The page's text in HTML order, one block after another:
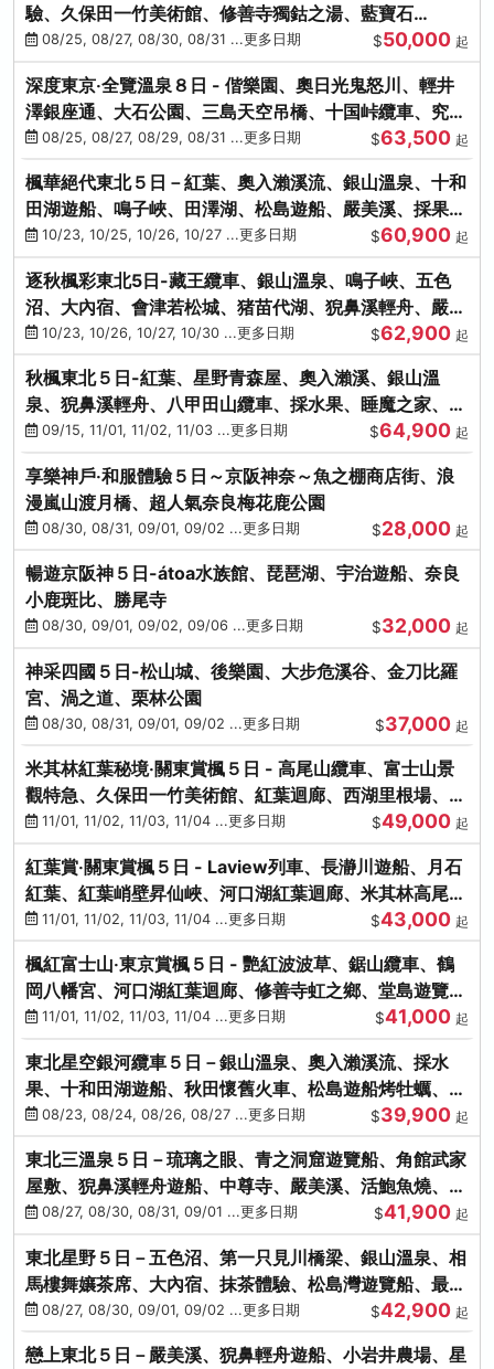
驗、久保田一竹美術館、修善寺獨鈷之湯、藍寶石
SAPHIR踴子號
08/25, 08/27, 08/30, 08/31 ...更多日期 $50,000 起
深度東京‧全覽溫泉８日 - 偕樂園、奧日光鬼怒川、輕井
澤銀座通、大石公園、三島天空吊橋、十国峠纜車、究極
海鮮食べ放題
08/25, 08/27, 08/29, 08/31 ...更多日期 $63,500 起
楓華絕代東北５日－紅葉、奧入瀨溪流、銀山溫泉、十和
田湖遊船、鳴子峽、田澤湖、松島遊船、嚴美溪、採果烤
牡蠣10/23, 10/25, 10/26, 10/27 ...更多日期 $60,900 起
逐秋楓彩東北5日-藏王纜車、銀山溫泉、鳴子峽、五色
沼、大內宿、會津若松城、猪苗代湖、猊鼻溪輕舟、嚴美
溪、松島海灣遊船
10/23, 10/26, 10/27, 10/30 ...更多日期 $62,900 起
秋楓東北５日-紅葉、星野青森屋、奧入瀨溪、銀山溫
泉、猊鼻溪輕舟、八甲田山纜車、採水果、睡魔之家、法
式料理(不進免稅店)
09/15, 11/01, 11/02, 11/03 ...更多日期 $64,900 起
享樂神戶‧和服體驗５日～京阪神奈～魚之棚商店街、浪
漫嵐山渡月橋、超人氣奈良梅花鹿公園
08/30, 08/31, 09/01, 09/02 ...更多日期 $28,000 起
暢遊京阪神５日-átoa水族館、琵琶湖、宇治遊船、奈良
小鹿斑比、勝尾寺
08/30, 09/01, 09/02, 09/06 ...更多日期 $32,000 起
神采四國５日-松山城、後樂園、大步危溪谷、金刀比羅
宮、渦之道、栗林公園
08/30, 08/31, 09/01, 09/02 ...更多日期 $37,000 起
米其林紅葉秘境‧關東賞楓５日 - 高尾山纜車、富士山景
觀特急、久保田一竹美術館、紅葉迴廊、西湖里根場、銀
杏大道
11/01, 11/02, 11/03, 11/04 ...更多日期 $49,000 起
紅葉賞‧關東賞楓５日 - Laview列車、長瀞川遊船、月石
紅葉、紅葉峭壁昇仙峽、河口湖紅葉迴廊、米其林高尾
山、海鮮盛宴
11/01, 11/02, 11/03, 11/04 ...更多日期 $43,000 起
楓紅富士山‧東京賞楓５日 - 艷紅波波草、鋸山纜車、鶴
岡八幡宮、河口湖紅葉迴廊、修善寺虹之鄉、堂島遊覽
船、熱海梅園
11/01, 11/02, 11/03, 11/04 ...更多日期 $41,000 起
東北星空銀河纜車５日－銀山溫泉、奧入瀨溪流、採水
果、十和田湖遊船、秋田懷舊火車、松島遊船烤牡蠣、嚴
美溪、螃蟹本家
08/23, 08/24, 08/26, 08/27 ...更多日期 $39,900 起
東北三溫泉５日－琉璃之眼、青之洞窟遊覽船、角館武家
屋敷、猊鼻溪輕舟遊船、中尊寺、嚴美溪、活鮑魚燒、烤
牡蠣、握壽司體驗
08/27, 08/30, 08/31, 09/01 ...更多日期 $41,900 起
東北星野５日－五色沼、第一只見川橋梁、銀山溫泉、相
馬樓舞孃茶席、大內宿、抹茶體驗、松島灣遊覽船、最上
川輕舟、螃蟹御膳
08/27, 08/30, 09/01, 09/02 ...更多日期 $42,900 起
戀上東北５日－嚴美溪、猊鼻輕舟遊船、小岩井農場、星